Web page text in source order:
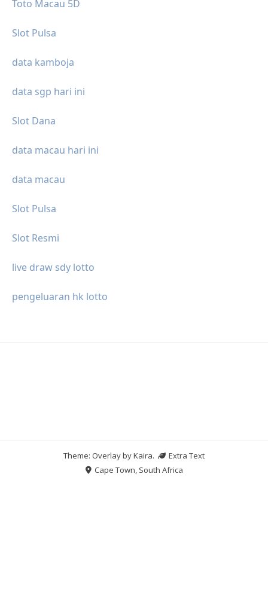
Toto Macau 5D
Slot Pulsa
data kamboja
data sgp hari ini
Slot Dana
data macau hari ini
data macau
Slot Pulsa
Slot Resmi
live draw sdy lotto
pengeluaran hk lotto
Theme: Overlay byKaira.
Extra Text
Cape Town, South Africa